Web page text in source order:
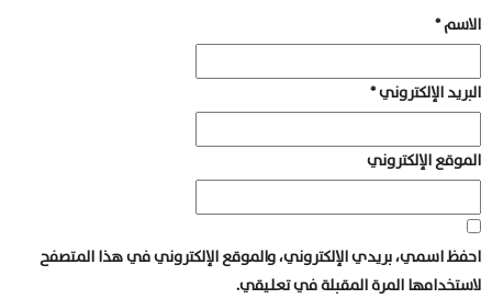
الاسم*
البريد الإلكتروني*
الموقع الإلكتروني
احفظ اسمي، بريدي الإلكتروني، والموقع الإلكتروني في هذا المتصفح
لاستخدامها المرة المقبلة في تعليقي.